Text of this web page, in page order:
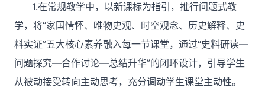
1.在常规教学中，以新课标为指引，推行问题式教
学，将“家国情怀、唯物史观、时空观念、历史解释、史
料实证”五大核心素养融入每一节课堂，通过“史料研读—
问题探究—合作讨论—总结升华”的闭环设计，引导学生
从被动接受转向主动思考，充分调动学生课堂主动性。